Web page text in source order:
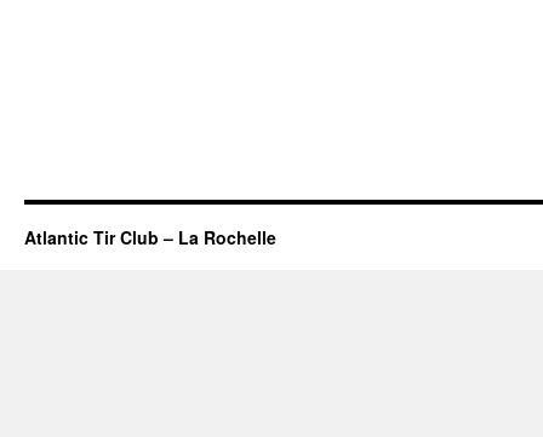
Atlantic Tir Club – La Rochelle